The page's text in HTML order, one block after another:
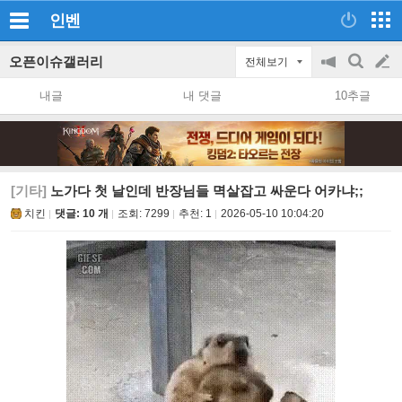
인벤
오픈이슈갤러리 전체보기
공
지
on/off
검
색
글
쓰
내글 내 댓글 10추글
[기타] 노가다 첫 날인데 반장님들 멱살잡고 싸운다 어카냐;;
치킨 댓글: 10 개 조회: 7299 추천: 1 2026-05-10 10:04:20